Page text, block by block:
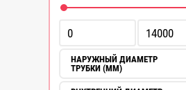
НАРУЖНЫЙ ДИАМЕТР
ТРУБКИ (ММ)